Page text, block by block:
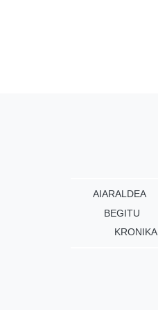
AIARALDEA
BEGITU
KRONIKA